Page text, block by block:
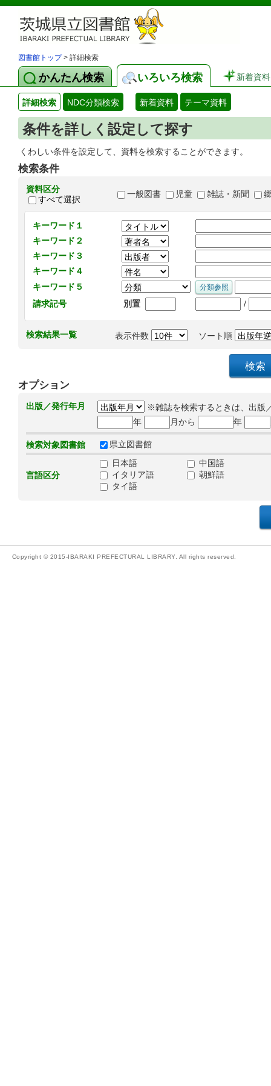
図書館トップ> 詳細検索
かんたん検索 いろいろ検索 新着資料
詳細検索 NDC分類検索 新着資料 テーマ資料
条件を詳しく設定して探す
くわしい条件を設定して、資料を検索することができます。
検索条件
資料区分
すべて選択
一般図書 児童 雑誌・新聞
キーワード１
キーワード２
キーワード３
キーワード４
キーワード５
請求記号
別置 /
検索結果一覧 表示件数 ソート順
オプション
出版／発行年月
※雑誌を検索するときは、出版
年
月から 年
検索対象図書館 県立図書館
言語区分
日本語
中国語
イタリア語
朝鮮語
タイ語
Copyright © 2015-IBARAKI PREFECTURAL LIBRARY. All rights reserved.